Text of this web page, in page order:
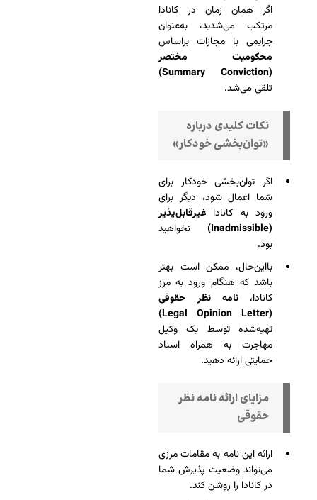
اگر همان زمان در کانادا
مرتکب می‌شدید، به‌عنوان
جرایمی با مجازات براساس
محکومیت مختصر
(Summary Conviction)
تلقی می‌شد.
نکات کلیدی درباره
«توان‌بخشی خودکار»
اگر توان‌بخشی خودکار برای
شما اعمال شود، دیگر برای
ورود به کانادا غیرقابل‌پذیر
(Inadmissible)
نخواهید
بود.
بااین‌حال، ممکن است بهتر
باشد که هنگام ورود به مرز
کانادا، نامه نظر حقوقی
(Legal Opinion Letter)
تهیه‌شده توسط یک وکیل
مهاجرت به همراه اسناد
حمایتی ارائه دهید.
مزایای ارائه نامه نظر
حقوقی
ارائه این نامه به مقامات مرزی
می‌تواند وضعیت پذیرش شما
در کانادا را روشن کند.